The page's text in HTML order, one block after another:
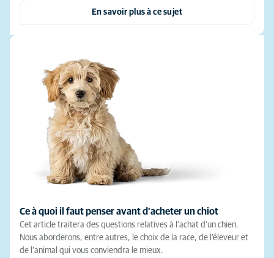
En savoir plus à ce sujet
Ce à quoi il faut penser avant d'acheter un chiot
Cet article traitera des questions relatives à l’achat d’un chien.
Nous aborderons, entre autres, le choix de la race, de l’éleveur et
de l’animal qui vous conviendra le mieux.